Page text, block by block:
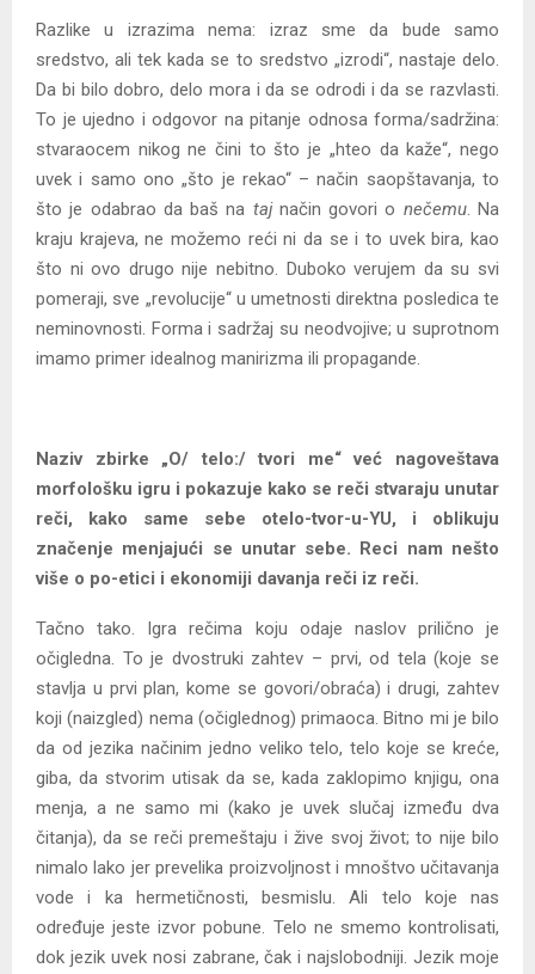
Razlike u izrazima nema: izraz sme da bude samo
sredstvo, ali tek kada se to sredstvo „izrodi“, nastaje delo.
Da bi bilo dobro, delo mora i da se odrodi i da se razvlasti.
To je ujedno i odgovor na pitanje odnosa forma/sadržina:
stvaraocem nikog ne čini to što je „hteo da kaže“, nego
uvek i samo ono „što je rekao“ – način saopštavanja, to
što je odabrao da baš na tajnačin govori o nečemu. Na
kraju krajeva, ne možemo reći ni da se i to uvek bira, kao
što ni ovo drugo nije nebitno. Duboko verujem da su svi
pomeraji, sve „revolucije“ u umetnosti direktna posledica te
neminovnosti. Forma i sadržaj su neodvojive; u suprotnom
imamo primer idealnog manirizma ili propagande.
Naziv zbirke „O/ telo:/ tvori me“ već nagoveštava
morfološku igru i pokazuje kako se reči stvaraju unutar
reči, kako same sebe otelo-tvor-u-YU, i oblikuju
značenje menjajući se unutar sebe. Reci nam nešto
više o po-etici i ekonomiji davanja reči iz reči.
Tačno tako. Igra rečima koju odaje naslov prilično je
očigledna. To je dvostruki zahtev – prvi, od tela (koje se
stavlja u prvi plan, kome se govori/obraća) i drugi, zahtev
koji (naizgled) nema (očiglednog) primaoca. Bitno mi je bilo
da od jezika načinim jedno veliko telo, telo koje se kreće,
giba, da stvorim utisak da se, kada zaklopimo knjigu, ona
menja, a ne samo mi (kako je uvek slučaj između dva
čitanja), da se reči premeštaju i žive svoj život; to nije bilo
nimalo lako jer prevelika proizvoljnost i mnoštvo učitavanja
vode i ka hermetičnosti, besmislu. Ali telo koje nas
određuje jeste izvor pobune. Telo ne smemo kontrolisati,
dok jezik uvek nosi zabrane, čak i najslobodniji. Jezik moje